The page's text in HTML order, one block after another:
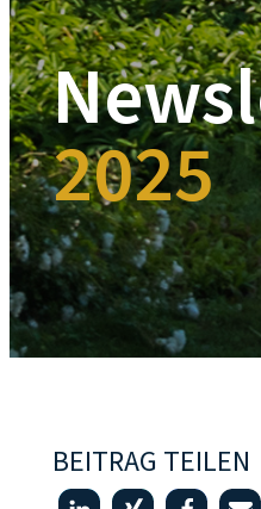
2025
BEITRAG TEILEN